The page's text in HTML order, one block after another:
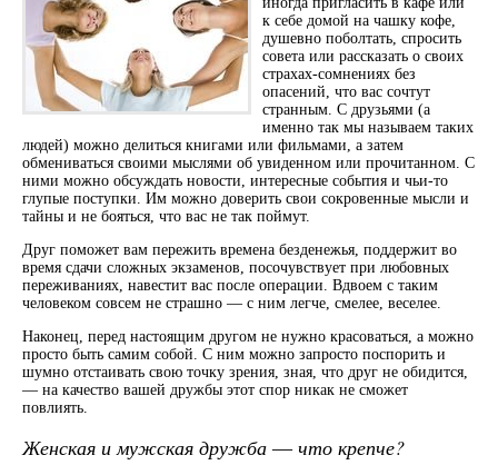
к себе домой на чашку кофе,
душевно поболтать, спросить
совета или рассказать о своих
страхах-сомнениях без
опасений, что вас сочтут
странным. С друзьями (а
именно так мы называем таких
людей) можно делиться книгами или фильмами, а затем
обмениваться своими мыслями об увиденном или прочитанном. С
ними можно обсуждать новости, интересные события и чьи-то
глупые поступки. Им можно доверить свои сокровенные мысли и
тайны и не бояться, что вас не так поймут.
Друг поможет вам пережить времена безденежья, поддержит во
время сдачи сложных экзаменов, посочувствует при любовных
переживаниях, навестит вас после операции. Вдвоем с таким
человеком совсем не страшно ― с ним легче, смелее, веселее.
Наконец, перед настоящим другом не нужно красоваться, а можно
просто быть самим собой. С ним можно запросто поспорить и
шумно отстаивать свою точку зрения, зная, что друг не обидится,
― на качество вашей дружбы этот спор никак не сможет
повлиять.
Женская и мужская дружба ― что крепче?